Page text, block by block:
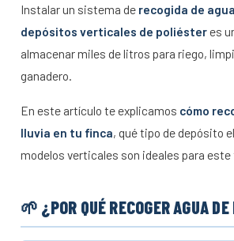
Instalar un sistema de recogida de
depósitos verticales de poliésteres
almacenar miles de litros para riego,
ganadero.
En este artículo te explicamos cómo
lluvia en tu finca, qué tipo de depósito
modelos verticales son ideales para este
🌱 ¿POR QUÉ RECOGER AGUA